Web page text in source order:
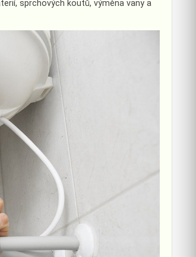
sprchových koutů, výměna vany a